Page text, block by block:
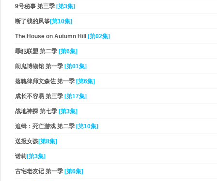
9号秘事 第三季 [第3集]
断了线的风筝[第10集]
The House on Autumn Hill [第02集]
罪犯联盟 第二季 [第6集]
闹鬼博物馆 第一季 [第01集]
落魄律师文森佐 第一季 [第6集]
成长不容易 第三季 [第17集]
战地神探 第七季 [第3集]
追缉：死亡游戏 第二季 [第10集]
送报女孩[第8集]
诺莉[第3集]
古宅老友记 第一季 [第6集]